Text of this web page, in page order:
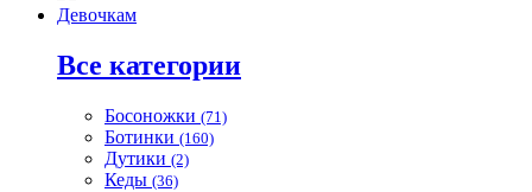
Девочкам
Все категории
Босоножки (71)
Ботинки (160)
Дутики (2)
Кеды (36)